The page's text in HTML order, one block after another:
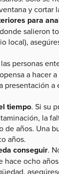
y cortar
para
salieron
local),
personas
a hacer
presentación
tiempo. Si su
la
años. Una
años.
conseguir.
hace ocho